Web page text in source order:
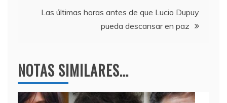
k
entradas
Las últimas horas antes de que Lucio Dupuy
pueda descansar en paz
NOTAS SIMILARES...